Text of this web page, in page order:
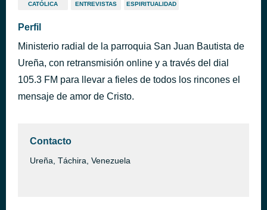
Carlos Omar x Celines - Como Suave Brisa
Carlos Omar Music
Dame Tu Mano
Aditus
hace 6 horas
CATÓLICA ENTREVISTAS ESPIRITUALIDAD
Perfil
Ministerio radial de la parroquia San Juan Bautista de
Ureña, con retransmisión online y a través del dial
105.3 FM para llevar a fieles de todos los rincones el
mensaje de amor de Cristo.
Contacto
Ureña, Táchira, Venezuela